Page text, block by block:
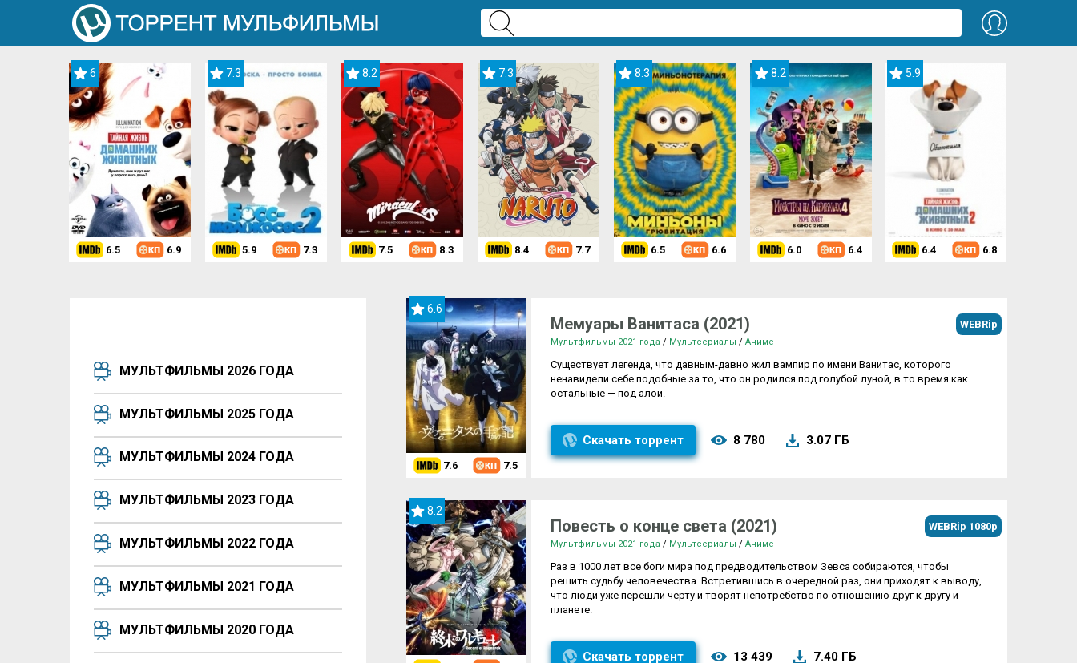
6
6.5 6.9
7.3
5.9 7.3
8.2
7.5 8.3
7.3
8.4 7.7
8.3
6.5 6.6
8.2
6.0 6.4
5.9
6.4 6.8
МУЛЬТФИЛЬМЫ 2026 ГОДА
МУЛЬТФИЛЬМЫ 2025 ГОДА
МУЛЬТФИЛЬМЫ 2024 ГОДА
МУЛЬТФИЛЬМЫ 2023 ГОДА
МУЛЬТФИЛЬМЫ 2022 ГОДА
МУЛЬТФИЛЬМЫ 2021 ГОДА
МУЛЬТФИЛЬМЫ 2020 ГОДА
6.6
7.6 7.5
Мемуары Ванитаса (2021) WEBRip
Мультфильмы 2021 года / Мультсериалы / Аниме
Существует легенда, что давным-давно жил вампир по имени Ванитас, которого
ненавидели себе подобные за то, что он родился под голубой луной, в то время как
остальные — под алой.
Скачать торрент 8 780 3.07 ГБ
8.2
Повесть о конце света (2021) WEBRip 1080p
Мультфильмы 2021 года / Мультсериалы / Аниме
Раз в 1000 лет все боги мира под предводительством Зевса собираются, чтобы
решить судьбу человечества. Встретившись в очередной раз, они приходят к выводу,
что люди уже перешли черту и творят непотребство по отношению друг к другу и
планете.
Скачать торрент 13 439 7.40 ГБ